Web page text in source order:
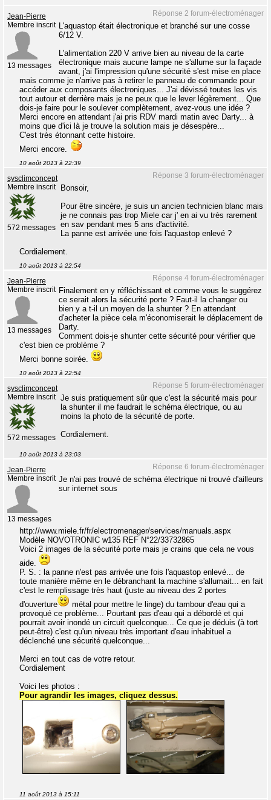
Réponse 2 forum-électroménager
Jean-Pierre
Membre inscrit
13 messages
L'aquastop était électronique et branché sur une cosse
6/12 V.
L'alimentation 220 V arrive bien au niveau de la carte
électronique mais aucune lampe ne s'allume sur la façade
avant, j'ai l'impression qu'une sécurité s'est mise en place
mais comme je n'arrive pas à retirer le panneau de commande pour
accéder aux composants électroniques... J'ai dévissé toutes les vis
tout autour et derrière mais je ne peux que le lever légèrement... Que
dois-je faire pour le soulever complètement, avez-vous une idée ?
Merci encore en attendant j'ai pris RDV mardi matin avec Darty... à
moins que d'ici là je trouve la solution mais je désespère...
C'est très étonnant cette histoire.
Merci encore.
10 août 2013 à 22:39
Réponse 3 forum-électroménager
sysclimconcept
Membre inscrit
572 messages
Bonsoir,
Pour être sincère, je suis un ancien technicien blanc mais
je ne connais pas trop Miele car j' en ai vu très rarement
en sav pendant mes 5 ans d'activité.
La panne est arrivée une fois l'aquastop enlevé ?
Cordialement.
10 août 2013 à 22:54
Réponse 4 forum-électroménager
Jean-Pierre
Membre inscrit
13 messages
Finalement en y réfléchissant et comme vous le suggérez
ce serait alors la sécurité porte ? Faut-il la changer ou
bien y a t-il un moyen de la shunter ? En attendant
d'acheter la pièce cela m'économiserait le déplacement de
Darty.
Comment dois-je shunter cette sécurité pour vérifier que
c'est bien ce problème ?
Merci bonne soirée.
10 août 2013 à 22:54
Réponse 5 forum-électroménager
sysclimconcept
Membre inscrit
572 messages
Je suis pratiquement sûr que c'est la sécurité mais pour
la shunter il me faudrait le schéma électrique, ou au
moins la photo de la sécurité de porte.
Cordialement.
10 août 2013 à 23:03
Réponse 6 forum-électroménager
Jean-Pierre
Membre inscrit
13 messages
Je n'ai pas trouvé de schéma électrique ni trouvé d'ailleurs
sur internet sous
http://www.miele.fr/fr/electromenager/services/manuals.aspx
Modèle NOVOTRONIC w135 REF N°22/33732865
Voici 2 images de la sécurité porte mais je crains que cela ne vous
aide.
P. S. : la panne n'est pas arrivée une fois l'aquastop enlevé... de
toute manière même en le débranchant la machine s'allumait... en fait
c'est le remplissage très haut (juste au niveau des 2 portes
d'ouverture
métal pour mettre le linge) du tambour d'eau qui a
provoqué ce problème... Pourtant pas d'eau qui a débordé et qui
pourrait avoir inondé un circuit quelconque... Ce que je déduis (à tort
peut-être) c'est qu'un niveau très important d'eau inhabituel a
déclenché une sécurité quelconque...
Merci en tout cas de votre retour.
Cordialement
Voici les photos :
Pour agrandir les images, cliquez dessus.
11 août 2013 à 15:11